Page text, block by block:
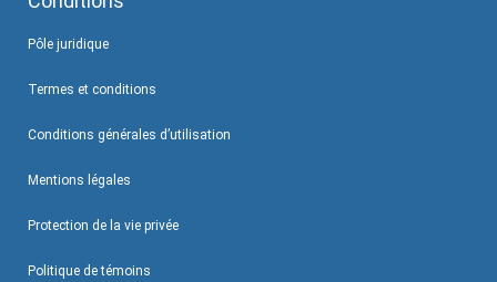
Pôle juridique
Termes et conditions
Conditions générales d’utilisation
Mentions légales
Protection de la vie privée
Politique de témoins